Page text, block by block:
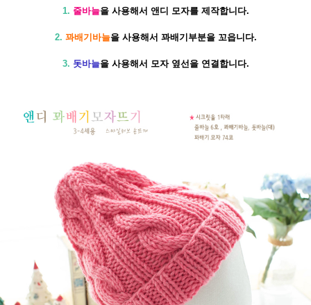
​1. 줄바늘을 사용해서 앤디 모자를 제작합니다.
2. 꽈배기바늘을 사용해서 꽈배기부분을 꼬읍니다.
3. 돗바늘을 사용해서 모자 옆선을 연결합니다.